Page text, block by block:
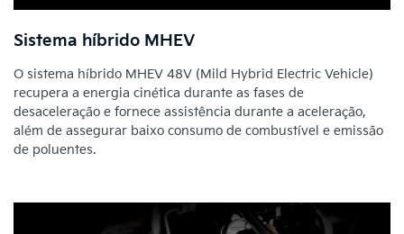
Sistema híbrido MHEV
O sistema híbrido MHEV 48V (Mild Hybrid Electric Vehicle)
recupera a energia cinética durante as fases de
desaceleração e fornece assistência durante a aceleração,
além de assegurar baixo consumo de combustível e emissão
de poluentes.